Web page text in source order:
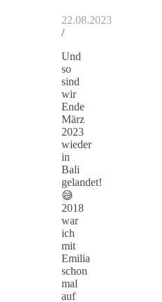
22.08.2023
/
Und
so
sind
wir
Ende
März
2023
wieder
in
Bali
gelandet!
😅
2018
war
ich
mit
Emilia
schon
mal
auf